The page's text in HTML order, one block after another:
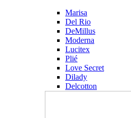
Marisa
Del Rio
DeMillus
Moderna
Lucitex
Plié
Love Secret
Dilady
Delcotton